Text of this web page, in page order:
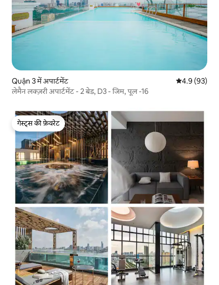
Quận 3 में अपार्टमेंट औसत रेटिंग 5 में
4.9 (93)
लेमैन लक्ज़री अपार्टमेंट - 2 बेड, D3 - जिम, पूल -16
गेस्ट्स की फ़ेवरेट
गेस्ट्स की फ़ेवरेट